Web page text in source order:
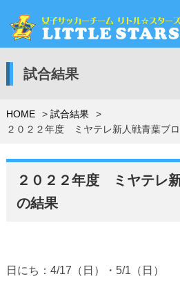
試合結果
HOME
試合結果
２０２２年度 ミヤテレ新人戦青葉ブ
２０２２年度 ミヤテレ
の結果
日にち：4/17（日）・5/1（日）